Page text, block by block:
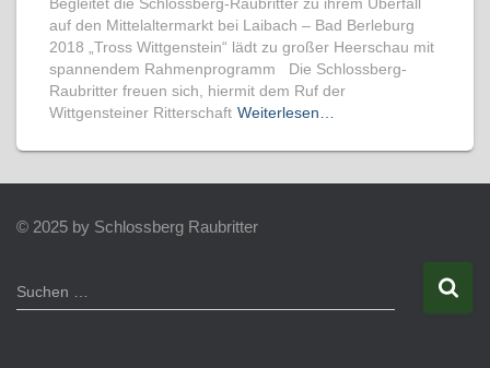
auf den Mittelaltermarkt bei Laibach – Bad Berleburg
2018 „Tross Wittgenstein“ lädt zu großer Heerschau mit
spannendem Rahmenprogramm Die Schlossberg-
Raubritter freuen sich, hiermit dem Ruf der
Wittgensteiner Ritterschaft Weiterlesen…
© 2025 by Schlossberg Raubritter
u
Suchen …